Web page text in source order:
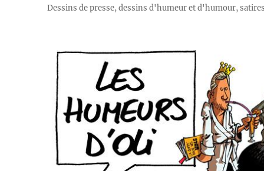
Dessins de presse, dessins d'humeur et d'humour,